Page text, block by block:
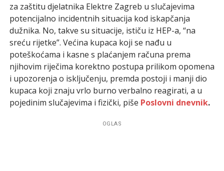
za zaštitu djelatnika Elektre Zagreb u slučajevima
potencijalno incidentnih situacija kod iskapčanja
dužnika. No, takve su situacije, ističu iz HEP-a, “na
sreću rijetke”. Većina kupaca koji se nađu u
poteškoćama i kasne s plaćanjem računa prema
njihovim riječima korektno postupa prilikom opomena
i upozorenja o isključenju, premda postoji i manji dio
kupaca koji znaju vrlo burno verbalno reagirati, a u
pojedinim slučajevima i fizički, piše Poslovni dnevnik.
OGLAS